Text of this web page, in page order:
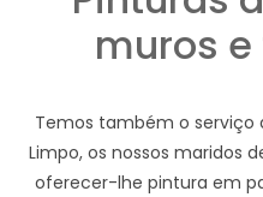
muros
Temos também o serviço
Limpo, os nossos maridos
oferecer-lhe pintura em